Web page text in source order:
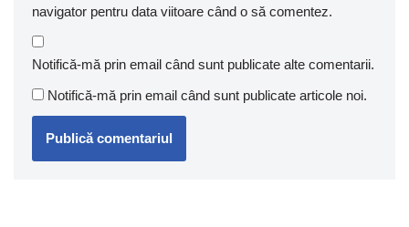
navigator pentru data viitoare când o să comentez.
Notifică-mă prin email când sunt publicate alte comentarii.
Notifică-mă prin email când sunt publicate articole noi.